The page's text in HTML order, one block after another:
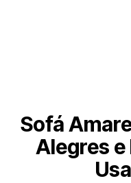
Sofá
Alegres e